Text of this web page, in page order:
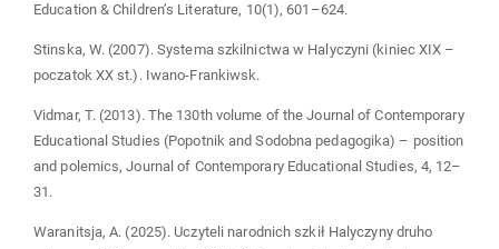
Education & Children’s Literature, 10(1), 601–624.
Stinska, W. (2007). Systema szkilnictwa w Halyczyni (kiniec XIX –
poczatok XX st.). Iwano-Frankiwsk.
Vidmar, T. (2013). The 130th volume of the Journal of Contemporary
Educational Studies (Popotnik and Sodobna pedagogika) – position
and polemics, Journal of Contemporary Educational Studies, 4, 12–
31.
Waranitsja, A. (2025). Uczyteli narodnich szkił Halyczyny druho